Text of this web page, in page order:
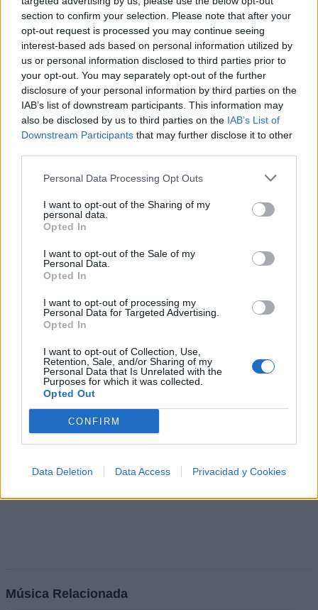
section to confirm your selection. Please note that after your
opt-out request is processed you may continue seeing
interest-based ads based on personal information utilized by
us or personal information disclosed to third parties prior to
your opt-out. You may separately opt-out of the further
disclosure of your personal information by third parties on the
IAB’s list of downstream participants. This information may
also be disclosed by us to third parties on the IAB’s List of
Downstream Participants that may further disclose it to other
Personal Data Processing Opt Outs
I want to opt-out of the Sharing of my
personal data.
Opted In
I want to opt-out of the Sale of my
Personal Data.
Opted In
I want to opt-out of processing my
Personal Data for Targeted Advertising.
Opted In
I want to opt-out of Collection, Use,
Retention, Sale, and/or Sharing of my
Personal Data that Is Unrelated with the
Purposes for which it was collected.
Opted Out
CONFIRM
Data Deletion Data Access Privacidad y Cookies
Discografía Biografía Ranking Fotos Foro
Biografía de Mon Laferte
Mon Laferte: La Voz que Rompió Barreras y
Conquistó Corazones
Mon Laferte está en la posición128
del ranking de
esta semana, su mejor puesto ha sido el
7ºen
octubre de 2017.
363
Ranking de Mon Laferte TOP Música
Música Relacionada